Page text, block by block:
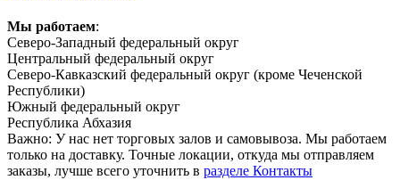
Мы работаем:
Северо-Западный федеральный округ
Центральный федеральный округ
Северо-Кавказский федеральный округ (кроме Чеченской
Республики)
Южный федеральный округ
Республика Абхазия
Важно: У нас нет торговых залов и самовывоза. Мы работаем
только на доставку. Точные локации, откуда мы отправляем
заказы, лучше всего уточнить в разделе Контакты